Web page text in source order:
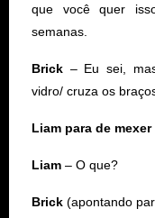
que você quer
semanas.
Brick – Eu sei,
vidro/ cruza os
Liam para de
Liam – O que?
Brick (apontando